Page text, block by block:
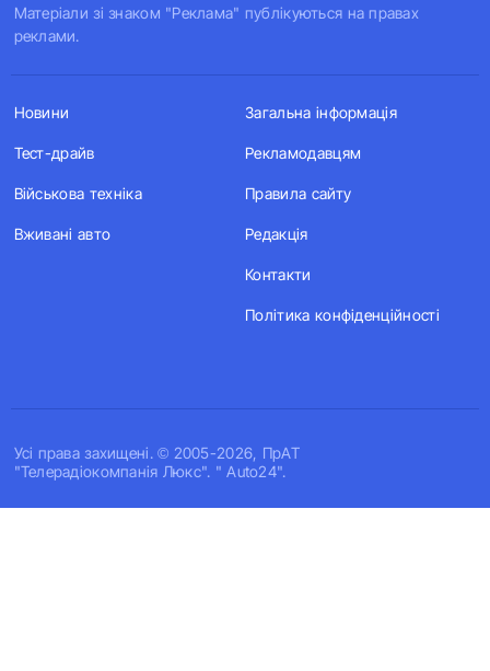
Матеріали зі знаком "Реклама" публікуються на правах
реклами.
Усi права захищенi. © 2005-2026, ПрАТ
"Телерадіокомпанія Люкс". " Auto24".
Новини
Тест-драйв
Військова техніка
Вживані авто
Загальна інформація
Рекламодавцям
Правила сайту
Редакція
Контакти
Політика конфіденційності